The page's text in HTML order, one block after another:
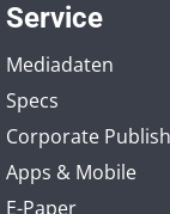
Service
Mediadaten
Specs
Corporate
Apps & Mobile
E-Paper